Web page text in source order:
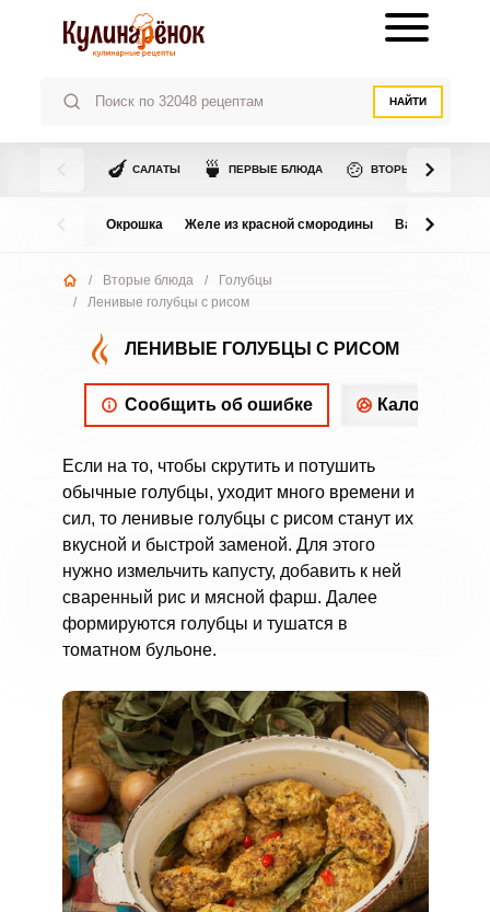
НАЙТИ
🍆 САЛАТЫ 🍵 ПЕРВЫЕ БЛЮДА 🍲 ВТОРЫЕ БЛЮДА
Окрошка Желе из красной смородины Варенье из
/ Вторые блюда /
Голубцы
/
Ленивые голубцы с рисом
ЛЕНИВЫЕ ГОЛУБЦЫ С РИСОМ
Сообщить об ошибке
Если на то, чтобы скрутить и потушить
обычные голубцы, уходит много времени и
сил, то ленивые голубцы с рисом станут их
вкусной и быстрой заменой. Для этого
нужно измельчить капусту, добавить к ней
сваренный рис и мясной фарш. Далее
формируются голубцы и тушатся в
томатном бульоне.